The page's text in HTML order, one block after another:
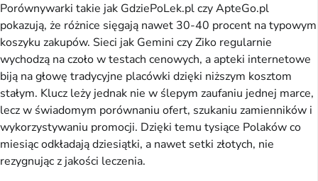
Porównywarki takie jak GdziePoLek.pl czy ApteGo.pl
pokazują, że różnice sięgają nawet 30-40 procent na typowym
koszyku zakupów. Sieci jak Gemini czy Ziko regularnie
wychodzą na czoło w testach cenowych, a apteki internetowe
biją na głowę tradycyjne placówki dzięki niższym kosztom
stałym. Klucz leży jednak nie w ślepym zaufaniu jednej marce,
lecz w świadomym porównaniu ofert, szukaniu zamienników i
wykorzystywaniu promocji. Dzięki temu tysiące Polaków co
miesiąc odkładają dziesiątki, a nawet setki złotych, nie
rezygnując z jakości leczenia.